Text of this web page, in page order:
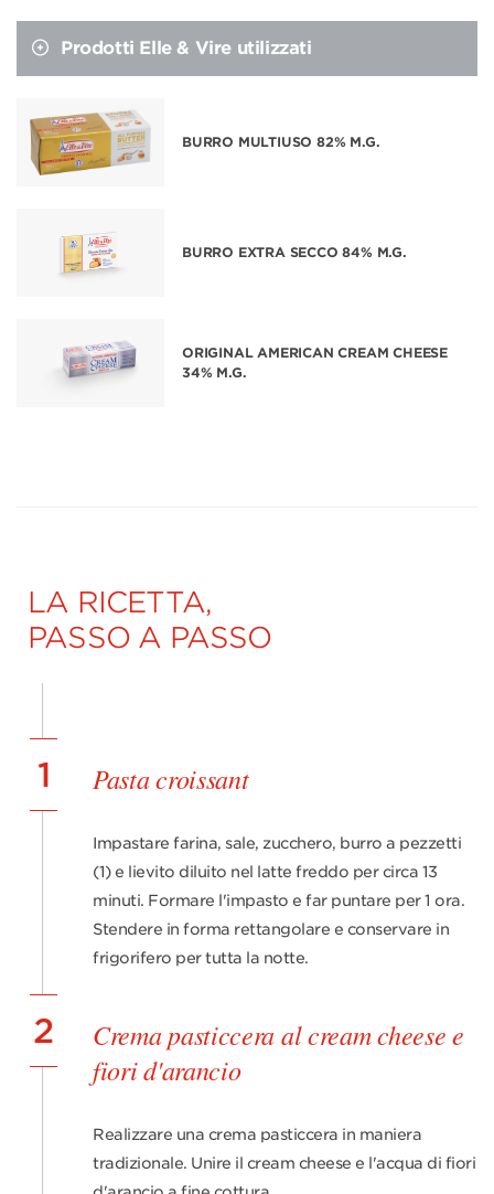
Prodotti Elle & Vire utilizzati
BURRO MULTIUSO 82% M.G.
BURRO EXTRA SECCO 84% M.G.
ORIGINAL AMERICAN CREAM CHEESE
34% M.G.
LA RICETTA,
PASSO A PASSO
1 Pasta croissant
Impastare farina, sale, zucchero, burro a pezzetti
(1) e lievito diluito nel latte freddo per circa 13
minuti. Formare l'impasto e far puntare per 1 ora.
Stendere in forma rettangolare e conservare in
frigorifero per tutta la notte.
2
Crema pasticcera al cream cheese e
fiori d'arancio
Realizzare una crema pasticcera in maniera
tradizionale. Unire il cream cheese e l'acqua di fiori